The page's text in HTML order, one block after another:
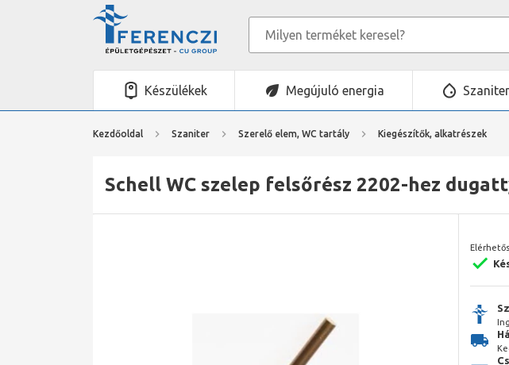
Készülékek Megújuló energia Szaniter
Kezdőoldal Szaniter Szerelő elem, WC tartály Kiegészítők, alkatrészek
Schell WC szelep felsőrész 2202-hez